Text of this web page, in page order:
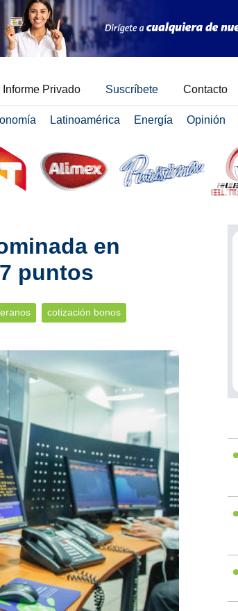
Informe Privado Suscríbete Contacto
Latinoamérica Energía Opinión
en
puntos
cotización bonos